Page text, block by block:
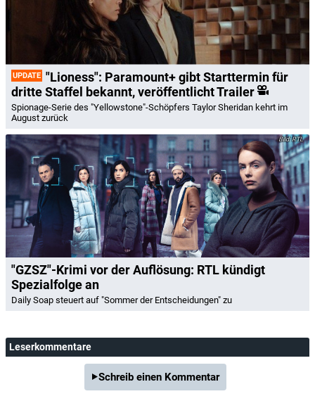
UPDATE "Lioness": Paramount+ gibt Starttermin für
dritte Staffel bekannt, veröffentlicht Trailer
Spionage-Serie des "Yellowstone"-Schöpfers Taylor Sheridan kehrt im
August zurück
RTL
"GZSZ"-Krimi vor der Auflösung: RTL kündigt
Spezialfolge an
Daily Soap steuert auf "Sommer der Entscheidungen" zu
Leserkommentare
Schreib einen Kommentar